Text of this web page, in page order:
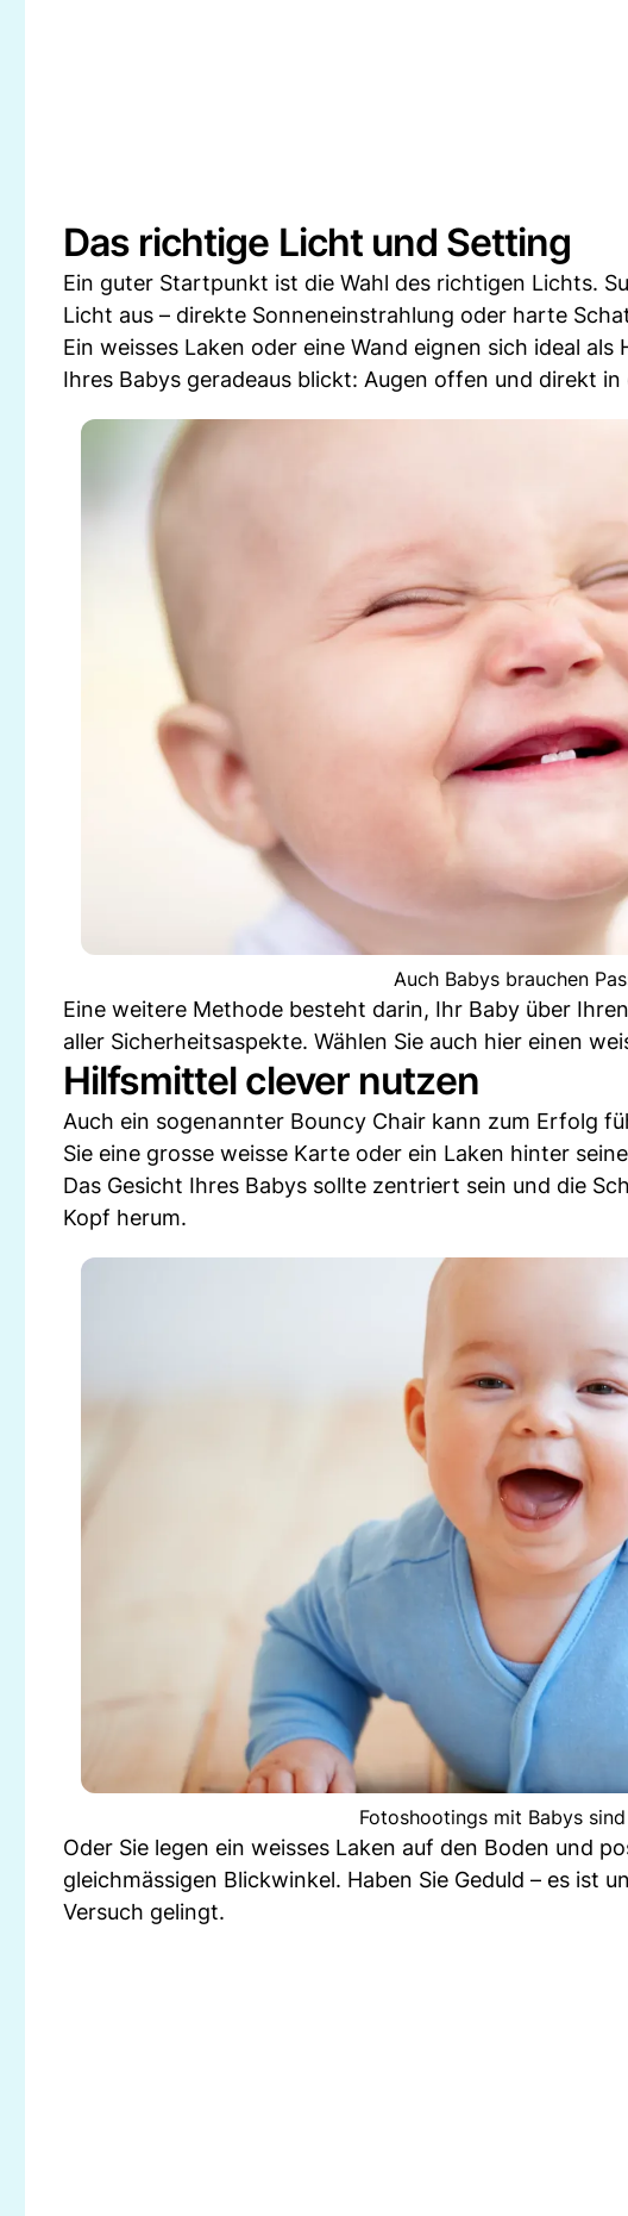
Das richtige Licht und Setting
Ein guter Startpunkt ist die Wahl des richtigen Lichts.
Licht aus – direkte Sonneneinstrahlung oder harte
Ein weisses Laken oder eine Wand eignen sich ideal
Ihres Babys geradeaus blickt: Augen offen und direkt
Auch Babys brauchen
Eine weitere Methode besteht darin, Ihr Baby über
aller Sicherheitsaspekte. Wählen Sie auch hier einen
Hilfsmittel clever nutzen
Auch ein sogenannter Bouncy Chair kann zum Erfolg
Sie eine grosse weisse Karte oder ein Laken hinter
Das Gesicht Ihres Babys sollte zentriert sein und die
Kopf herum.
Fotoshootings mit Babys
Oder Sie legen ein weisses Laken auf den Boden und
gleichmässigen Blickwinkel. Haben Sie Geduld – es ist
Versuch gelingt.